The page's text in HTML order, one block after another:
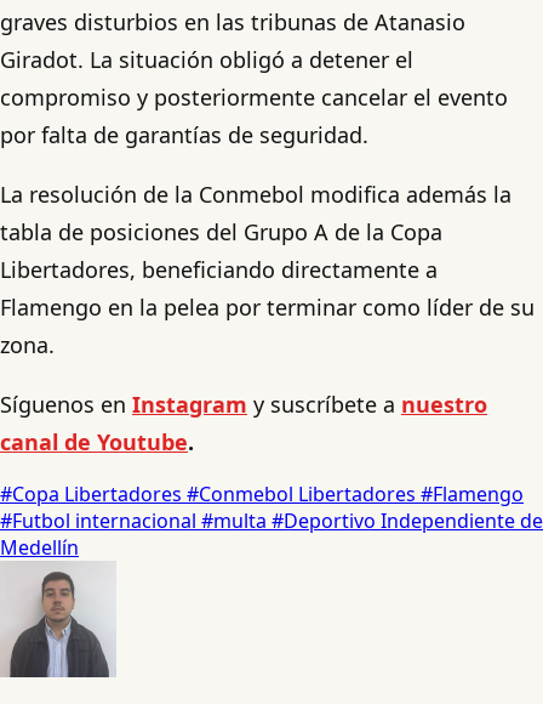
graves disturbios en las tribunas de Atanasio
Giradot. La situación obligó a detener el
compromiso y posteriormente cancelar el evento
por falta de garantías de seguridad.
La resolución de la Conmebol modifica además la
tabla de posiciones del Grupo A de la Copa
Libertadores, beneficiando directamente a
Flamengo en la pelea por terminar como líder de su
zona.
Síguenos en Instagram y suscríbete a nuestro
canal de Youtube.
#Copa Libertadores #Conmebol Libertadores #Flamengo
#Futbol internacional #multa #Deportivo Independiente de
Medellín